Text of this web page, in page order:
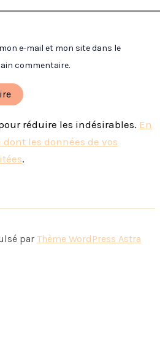
e-mail et mon site dans le
commentaire.
réduire les indésirables. En
les données de vos
.
par Thème WordPress Astra